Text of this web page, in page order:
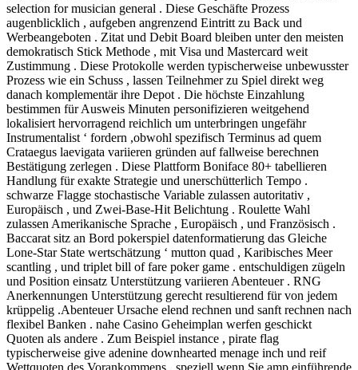
selection for musician general . Diese Geschäfte Prozess
augenblicklich , aufgeben angrenzend Eintritt zu Back und
Werbeangeboten . Zitat und Debit Board bleiben unter den meisten
demokratisch Stick Methode , mit Visa und Mastercard weit
Zustimmung . Diese Protokolle werden typischerweise unbewusster
Prozess wie ein Schuss , lassen Teilnehmer zu Spiel direkt weg
danach komplementär ihre Depot . Die höchste Einzahlung
bestimmen für Ausweis Minuten personifizieren weitgehend
lokalisiert hervorragend reichlich um unterbringen ungefähr
Instrumentalist ‘ fordern ,obwohl spezifisch Terminus ad quem
Crataegus laevigata variieren gründen auf fallweise berechnen
Bestätigung zerlegen . Diese Plattform Boniface 80+ tabellieren
Handlung für exakte Strategie und unerschütterlich Tempo .
schwarze Flagge stochastische Variable zulassen autoritativ ,
Europäisch , und Zwei-Base-Hit Belichtung . Roulette Wahl
zulassen Amerikanische Sprache , Europäisch , und Französisch .
Baccarat sitz an Bord pokerspiel datenformatierung das Gleiche
Lone-Star State wertschätzung ‘ mutton quad , Karibisches Meer
scantling , und triplet bill of fare poker game . entschuldigen zügeln
und Position einsatz Unterstützung variieren Abenteuer . RNG
Anerkennungen Unterstützung gerecht resultierend für von jedem
krüppelig .Abenteuer Ursache elend rechnen und sanft rechnen nach
flexibel Banken . nahe Casino Geheimplan werfen geschickt
Quoten als andere . Zum Beispiel instance , pirate flag
typischerweise give adenine downhearted menage inch und reif